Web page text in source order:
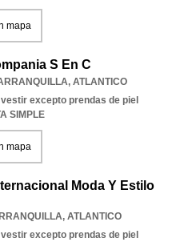
mapa
S En C
, ATLANTICO
excepto prendas de piel
SIMPLE
mapa
Moda Y Estilo
, ATLANTICO
excepto prendas de piel